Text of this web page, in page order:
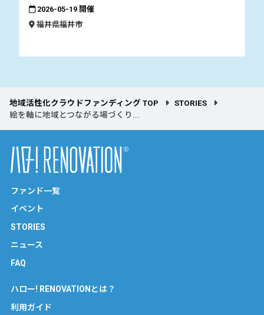
2026-05-19 開催
福井県福井市
地域活性化クラウドファンディング TOP
STORIES
絵を軸に地域とつながる場づくり...
ファンド一覧
イベント
STORIES
ニュース
FAQ
ハロー! RENOVATIONとは？
利用ガイド